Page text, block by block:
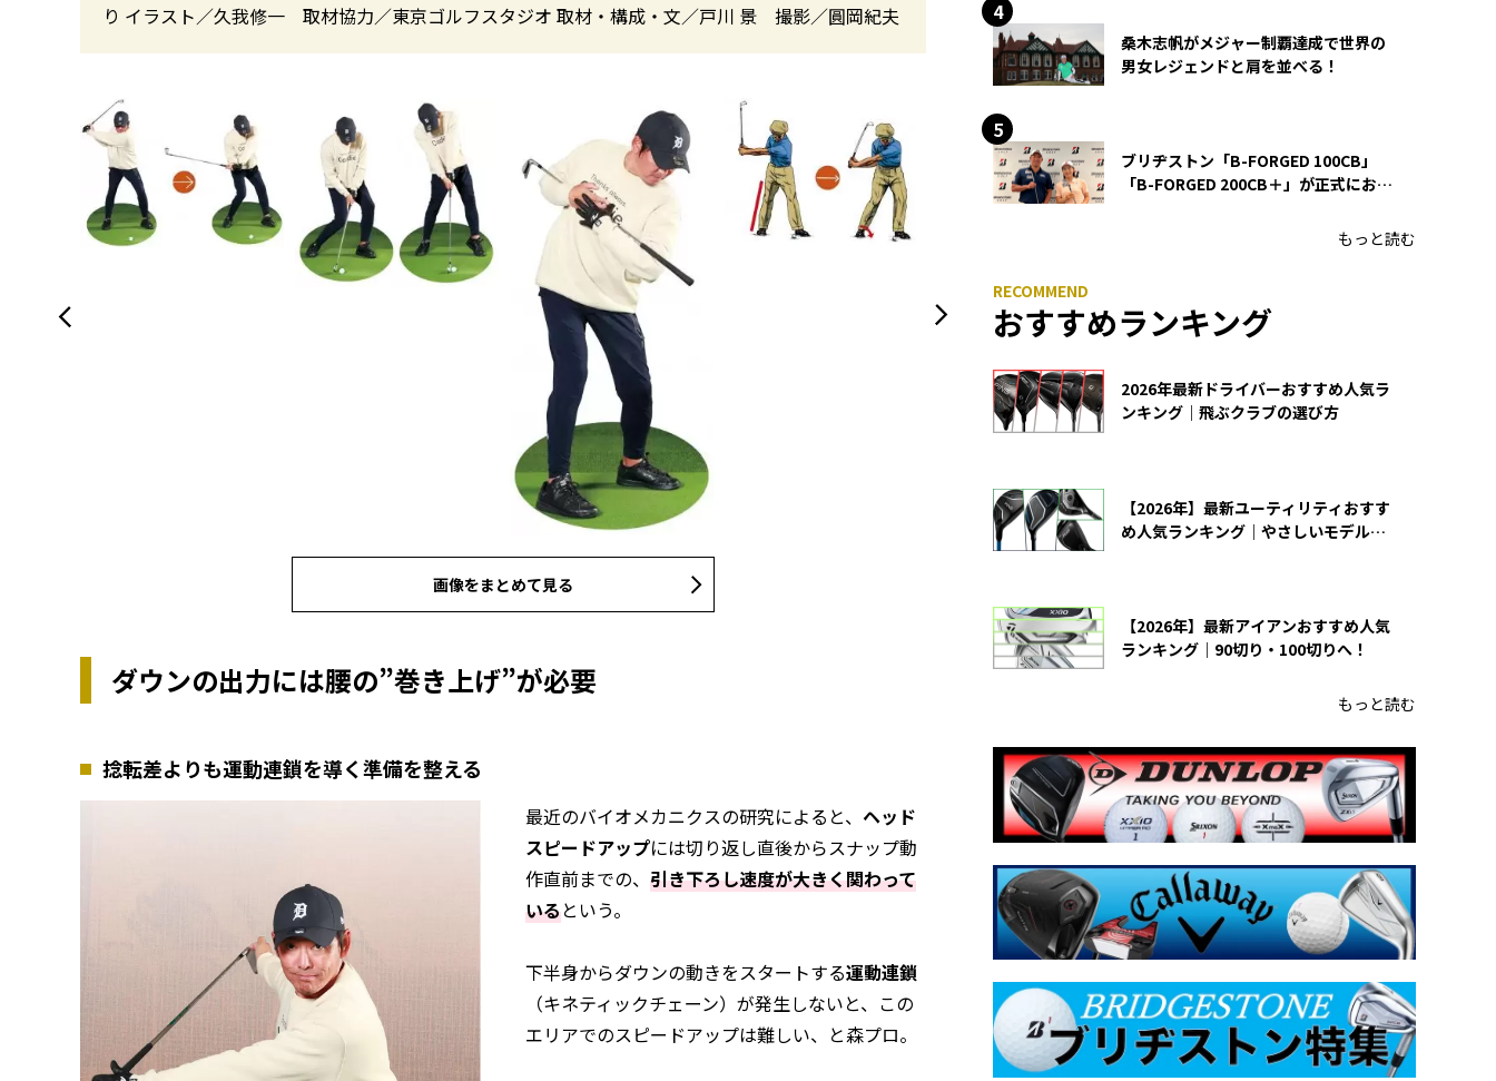
り イラスト／久我修一 取材協力／東京ゴルフスタジオ 取材・構成・文／戸川 景 撮影／圓岡紀夫
画像をまとめて見る
ダウンの出力には腰の”巻き上げ”が必要
捻転差よりも運動連鎖を導く準備を整える
最近のバイオメカニクスの研究によると、 ヘッド
スピードアップには切り返し直後からスナップ動
作直前までの、 引き下ろし速度が大きく関わって
いるという。
下半身からダウンの動きをスタートする運動連鎖
（キネティックチェーン）が発生しないと、この
エリアでのスピードアップは難しい、と森プロ。
桑木志帆がメジャー制覇達成で世界の
男女レジェンドと肩を並べる！
ブリヂストン「B-FORGED 100CB」
「B-FORGED 200CB＋」が正式にお披
もっと読む
おすすめランキング
2026年最新ドライバーおすすめ人気ラ
ンキング｜飛ぶクラブの選び方
【2026年】最新ユーティリティおすす
め人気ランキング｜やさしいモデルの
【2026年】最新アイアンおすすめ人気
ランキング｜90切り・100切りへ！
もっと読む